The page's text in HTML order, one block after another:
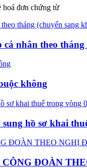
đơn chứng từ
nhân theo
không
hồ sơ khai
ĐOÀN